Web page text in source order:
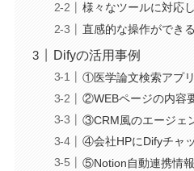
様々なツールに対応
直感的な操作ができる
Difyの活用事例
①医学論文検索アプ
②WEBページの内容
③CRM風のエージェ
④会社HPにDifyチャ
⑤Notion自動連携情